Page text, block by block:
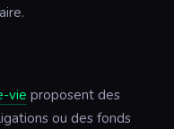
vie proposent des
ou des fonds